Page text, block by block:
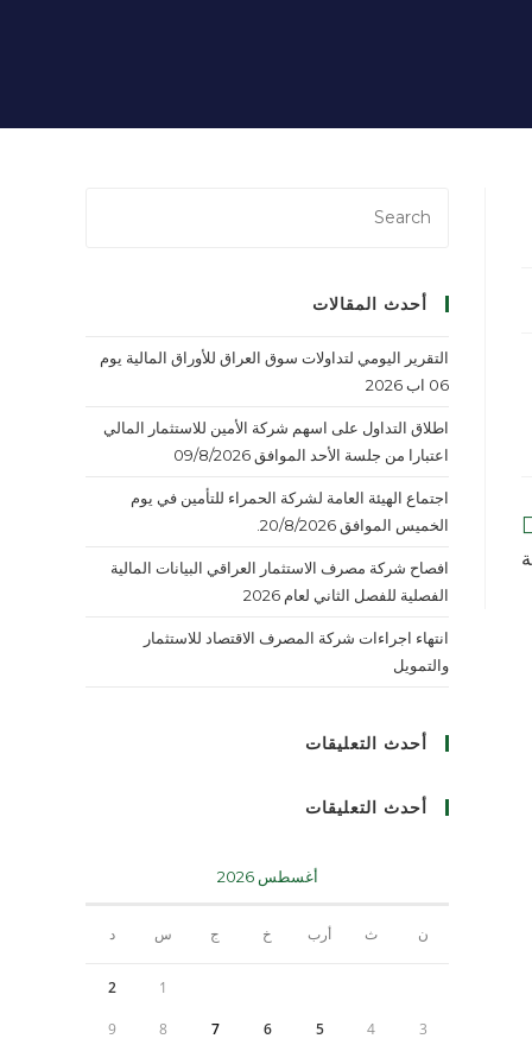
أحدث المقالات
التقرير اليومي لتداولات سوق العراق للأوراق المالية يوم
06 اب 2026
اطلاق التداول على اسهم شركة الأمين للاستثمار المالي
اعتبارا من جلسة الأحد الموافق 09/8/2026
اجتماع الهيئة العامة لشركة الحمراء للتأمين في يوم
الخميس الموافق 20/8/2026.
افصاح شركة مصرف الاستثمار العراقي البيانات المالية
الفصلية للفصل الثاني لعام 2026
انتهاء اجراءات شركة المصرف الاقتصاد للاستثمار
والتمويل
أحدث التعليقات
أحدث التعليقات
أغسطس 2026
ن ث أرب خ ج س د
1
2
3
4
5
6
7
8
9